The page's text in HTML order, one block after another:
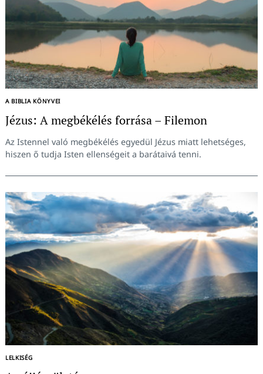
A BIBLIA KÖNYVEI
Jézus: A megbékélés forrása – Filemon
Az Istennel való megbékélés egyedül Jézus miatt lehetséges,
hiszen ő tudja Isten ellenségeit a barátaivá tenni.
LELKISÉG